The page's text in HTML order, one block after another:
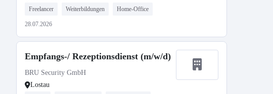
Freelancer Weiterbildungen Home-Office
28.07.2026
Empfangs-/ Rezeptionsdienst (m/w/d)
BRU Security GmbH
Lostau